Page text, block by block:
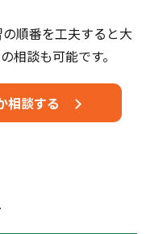
順番を工夫すると大
相談も可能です。
相談する